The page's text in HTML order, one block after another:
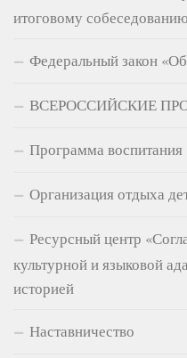
итоговому собеседованию
Федеральный закон
ВСЕРОССИЙСКИЕ
Программа воспитания
Организация отдыха
Ресурсный центр
культурной и языковой
историей
Наставничество